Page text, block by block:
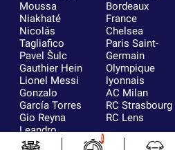
Moussa
Niakhaté
Nicolás
Tagliafico
Pavel Šulc
Gauthier Hein
Lionel Messi
Gonzalo
García Torres
Gio Reyna
Leandro
Paredes
Bordeaux
France
Chelsea
Paris Saint-
Germain
Olympique
lyonnais
AC Milan
RC Strasbourg
RC Lens
1